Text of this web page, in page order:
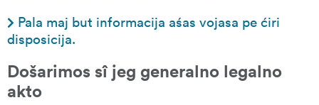
Pala maj but informacija aśas vojasa pe ćiri
disposicija.
Došarimos sî jeg generalno legalno
akto